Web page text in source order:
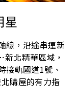
星
線，沿途串連新
北精華區域，
接軌國道1號、
購屋的有力指